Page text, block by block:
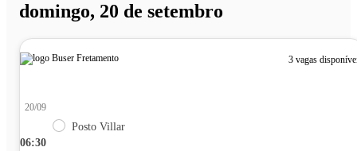
domingo, 20 de setembro
3 vagas
06:30
20/09
Posto Villar